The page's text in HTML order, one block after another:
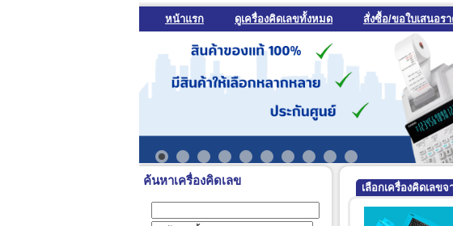
หน้าแรก ดูเครื่องคิดเลขทั้งหมด สั่งซื้อ/ขอใบเสนอร
ค้นหาเครื่องคิดเลข
เลือกเครื่องคิดเลข